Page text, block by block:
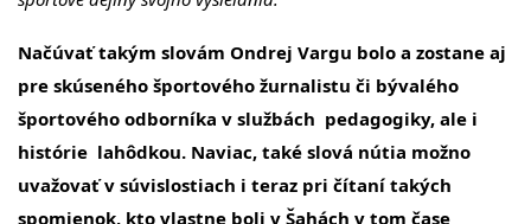
Načúvať takým slovám Ondrej Vargu bolo a zostane aj
pre skúseného športového žurnalistu či bývalého
športového odborníka v službách pedagogiky, ale i
histórie lahôdkou. Naviac, také slová nútia možno
uvažovať v súvislostiach i teraz pri čítaní takých
spomienok, kto vlastne boli v Šahách v tom čase